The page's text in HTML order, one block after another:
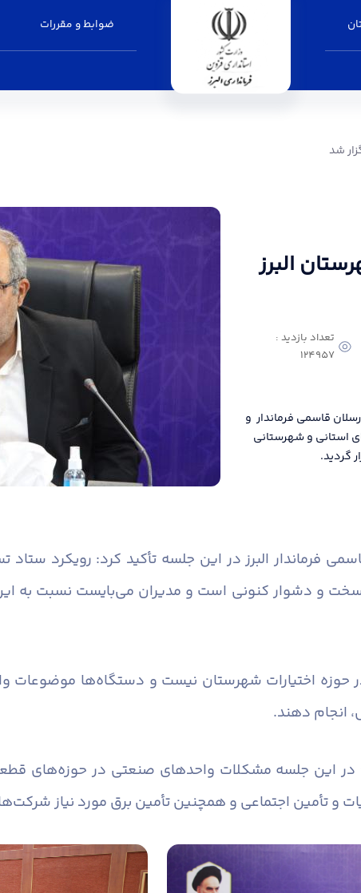
ضوابط و مقررات
شد
البرز
تعداد بازدید :
124957
قاسمی فرماندار و
استانی و شهرستانی
گردید.
فرماندار البرز در این جلسه تأکید کرد: رویکرد
و دشوار کنونی است و مدیران می‌بایست نسبت به
اختیارات شهرستان نیست و دستگاه‌ها موضوعات
انجام دهند.
در این جلسه مشکلات واحدهای صنعتی در حوزه‌های
و تأمین اجتماعی و همچنین تأمین برق مورد نیاز